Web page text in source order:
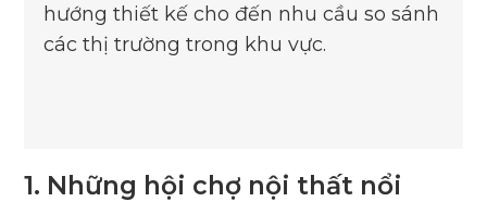
hướng thiết kế cho đến nhu cầu so sánh
các thị trường trong khu vực.
1. Những hội chợ nội thất nổi